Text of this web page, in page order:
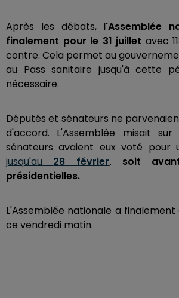
Après les débats,l'Assemblée
finalement pour le 31 juillet avec
contre. Cela permet au
au Pass sanitaire jusqu'à cette
nécessaire.
Députés et sénateurs ne
d'accord. L'Assemblée misait
sénateurs avaient eux voté pour
jusqu'au 28 février, soit
présidentielles.
L'Assemblée nationale a
ce vendredi matin.